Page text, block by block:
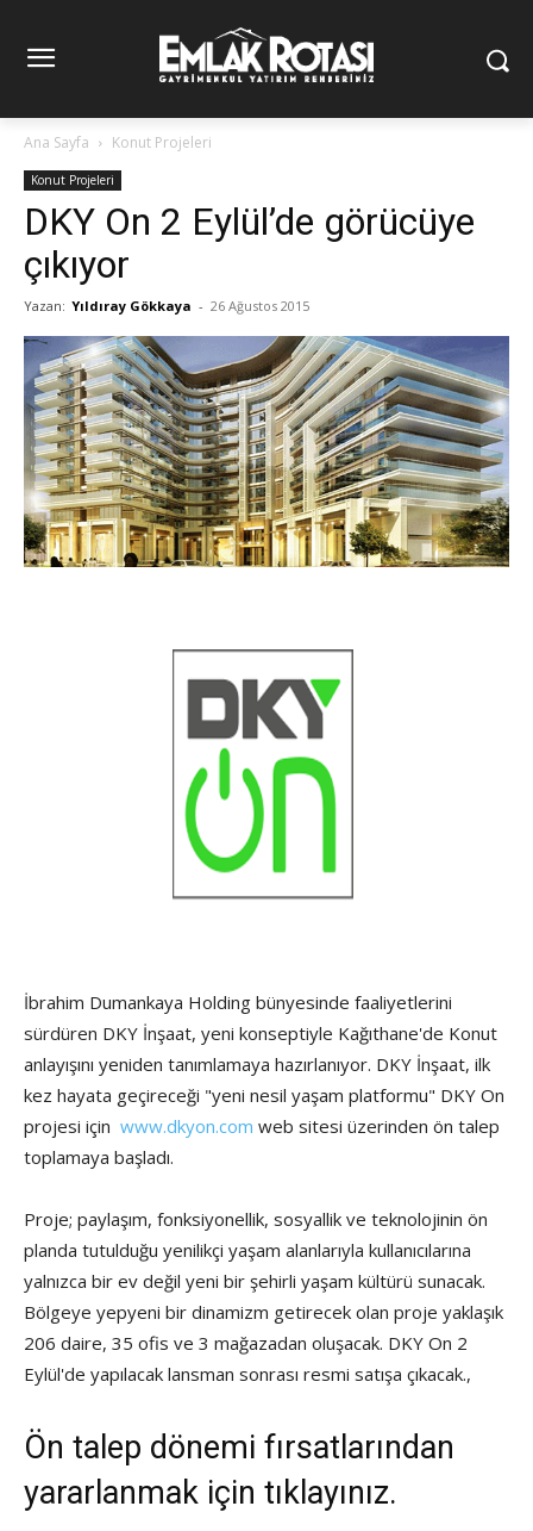
Ana Sayfa Konut Projeleri
Konut Projeleri
DKY On 2 Eylül’de görücüye
çıkıyor
Yazan: Yıldıray Gökkaya - 26 Ağustos 2015
İbrahim Dumankaya Holding bünyesinde faaliyetlerini
sürdüren DKY İnşaat, yeni konseptiyle Kağıthane'de Konut
anlayışını yeniden tanımlamaya hazırlanıyor. DKY İnşaat, ilk
kez hayata geçireceği "yeni nesil yaşam platformu" DKY On
projesi için www.dkyon.com web sitesi üzerinden ön talep
toplamaya başladı.
Proje; paylaşım, fonksiyonellik, sosyallik ve teknolojinin ön
planda tutulduğu yenilikçi yaşam alanlarıyla kullanıcılarına
yalnızca bir ev değil yeni bir şehirli yaşam kültürü sunacak.
Bölgeye yepyeni bir dinamizm getirecek olan proje yaklaşık
206 daire, 35 ofis ve 3 mağazadan oluşacak. DKY On 2
Eylül'de yapılacak lansman sonrası resmi satışa çıkacak.,
Ön talep dönemi fırsatlarından
yararlanmak için tıklayınız.